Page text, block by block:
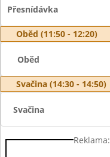
Přesnídávka
Oběd (11:50 - 12:20)
Oběd
Svačina (14:30 - 14:50)
Svačina
Reklama: